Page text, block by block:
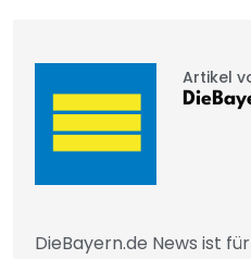
Artikel
DieBayern.de News ist